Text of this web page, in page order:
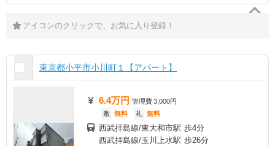
アイコンのクリックで、お気に入り登録！
東京都小平市小川町１【アパート】
6.4万円 管理費3,000円
敷 無料 礼 無料
西武拝島線/東大和市駅 歩4分
西武拝島線/玉川上水駅 歩26分